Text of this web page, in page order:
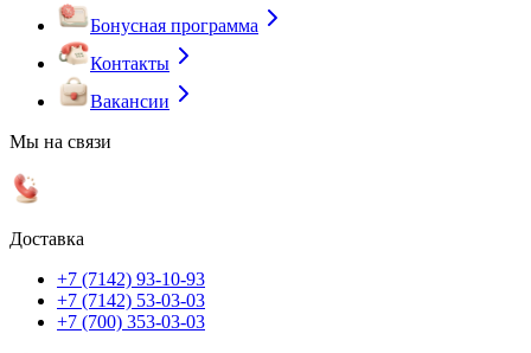
Бонусная программа
Контакты
Вакансии
Мы на связи
Доставка
+7 (7142) 93-10-93
+7 (7142) 53-03-03
+7 (700) 353-03-03